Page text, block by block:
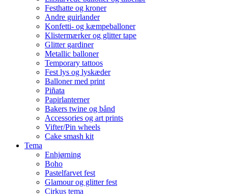
Festhatte og kroner
Andre guirlander
Konfetti- og kæmpeballoner
Klistermærker og glitter tape
Glitter gardiner
Metallic balloner
Temporary tattoos
Fest lys og lyskæder
Balloner med print
Piñata
Papirlanterner
Bakers twine og bånd
Accessories og art prints
Vifter/Pin wheels
Cake smash kit
Tema
Enhjørning
Boho
Pastelfarvet fest
Glamour og glitter fest
Cirkus tema